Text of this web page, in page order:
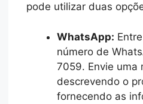
pode utilizar duas
WhatsApp:
número de
7059. Envie uma
descrevendo o
fornecendo as